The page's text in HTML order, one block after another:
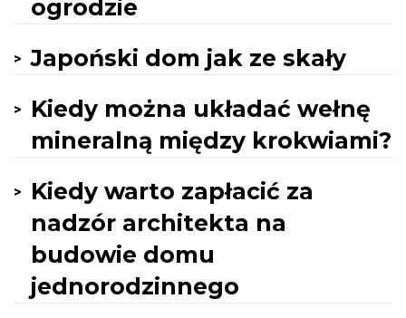
ogrodzie
Japoński dom jak ze skały
Kiedy można układać wełnę
mineralną między krokwiami?
Kiedy warto zapłacić za
nadzór architekta na
budowie domu
jednorodzinnego